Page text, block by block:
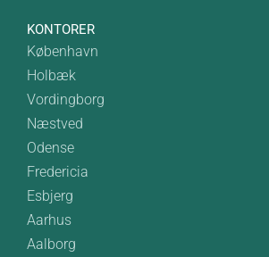
KONTORER
København
Holbæk
Vordingborg
Næstved
Odense
Fredericia
Esbjerg
Aarhus
Aalborg